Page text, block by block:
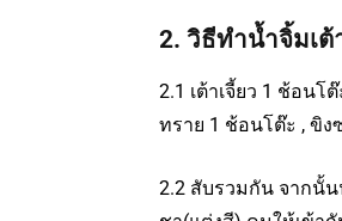
2. วิธีทำน้ำจิ้มเต้
2.1 เต้าเจี้ยว 1 ช้อน
ทราย 1 ช้อนโต๊ะ , ขิง
2.2 สับรวมกัน จากนั้